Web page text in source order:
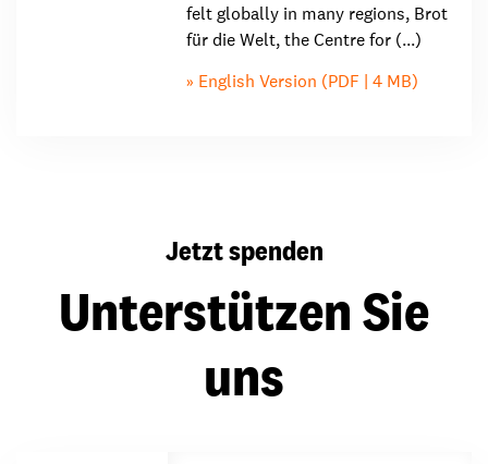
felt globally in many regions, Brot
für die Welt, the Centre for (...)
English Version (PDF | 4 MB)
Jetzt spenden
Unterstützen Sie
uns